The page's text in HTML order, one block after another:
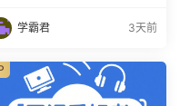
学霸君 3天前